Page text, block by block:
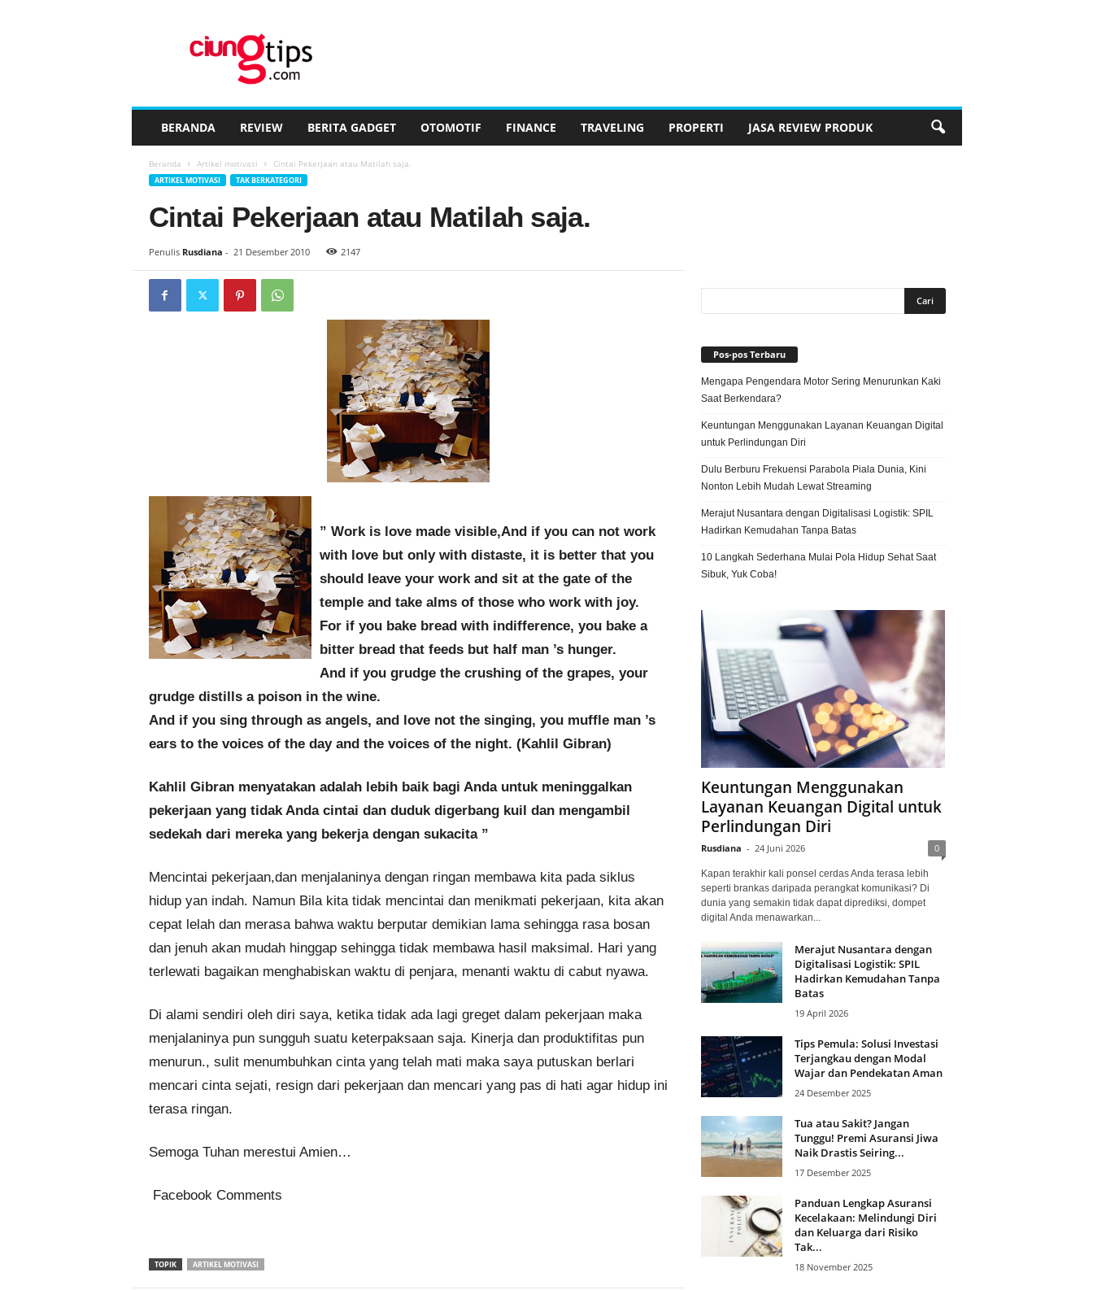
BERANDA REVIEW BERITA GADGET OTOMOTIF FINANCE TRAVELING PROPERTI JASA REVIEW PRODUK
Beranda Artikel motivasi Cintai Pekerjaan atau Matilah saja.
ARTIKEL MOTIVASI TAK BERKATEGORI
Cintai Pekerjaan atau Matilah saja.
Penulis Rusdiana - 21 Desember 2010 2147
” Work is love made visible,And if you can not work
with love but only with distaste, it is better that you
should leave your work and sit at the gate of the
temple and take alms of those who work with joy.
For if you bake bread with indifference, you bake a
bitter bread that feeds but half man ’s hunger.
And if you grudge the crushing of the grapes, your
grudge distills a poison in the wine.
And if you sing through as angels, and love not the singing, you muffle man ’s
ears to the voices of the day and the voices of the night. (Kahlil Gibran)
Kahlil Gibran menyatakan adalah lebih baik bagi Anda untuk meninggalkan
pekerjaan yang tidak Anda cintai dan duduk digerbang kuil dan mengambil
sedekah dari mereka yang bekerja dengan sukacita ”
Mencintai pekerjaan,dan menjalaninya dengan ringan membawa kita pada siklus
hidup yan indah. Namun Bila kita tidak mencintai dan menikmati pekerjaan, kita akan
cepat lelah dan merasa bahwa waktu berputar demikian lama sehingga rasa bosan
dan jenuh akan mudah hinggap sehingga tidak membawa hasil maksimal. Hari yang
terlewati bagaikan menghabiskan waktu di penjara, menanti waktu di cabut nyawa.
Di alami sendiri oleh diri saya, ketika tidak ada lagi greget dalam pekerjaan maka
menjalaninya pun sungguh suatu keterpaksaan saja. Kinerja dan produktifitas pun
menurun., sulit menumbuhkan cinta yang telah mati maka saya putuskan berlari
mencari cinta sejati, resign dari pekerjaan dan mencari yang pas di hati agar hidup ini
terasa ringan.
Semoga Tuhan merestui Amien…
Facebook Comments
TOPIK ARTIKEL MOTIVASI
Pos-pos Terbaru
Mengapa Pengendara Motor Sering Menurunkan Kaki
Saat Berkendara?
Keuntungan Menggunakan Layanan Keuangan Digital
untuk Perlindungan Diri
Dulu Berburu Frekuensi Parabola Piala Dunia, Kini
Nonton Lebih Mudah Lewat Streaming
Merajut Nusantara dengan Digitalisasi Logistik: SPIL
Hadirkan Kemudahan Tanpa Batas
10 Langkah Sederhana Mulai Pola Hidup Sehat Saat
Sibuk, Yuk Coba!
Keuntungan Menggunakan
Layanan Keuangan Digital untuk
Perlindungan Diri
Rusdiana - 24 Juni 2026 0
Kapan terakhir kali ponsel cerdas Anda terasa lebih
seperti brankas daripada perangkat komunikasi? Di
dunia yang semakin tidak dapat diprediksi, dompet
digital Anda menawarkan...
Merajut Nusantara dengan
Digitalisasi Logistik: SPIL
Hadirkan Kemudahan Tanpa
Batas
19 April 2026
Tips Pemula: Solusi Investasi
Terjangkau dengan Modal
Wajar dan Pendekatan Aman
24 Desember 2025
Tua atau Sakit? Jangan
Tunggu! Premi Asuransi Jiwa
Naik Drastis Seiring...
17 Desember 2025
Panduan Lengkap Asuransi
Kecelakaan: Melindungi Diri
dan Keluarga dari Risiko
Tak...
18 November 2025